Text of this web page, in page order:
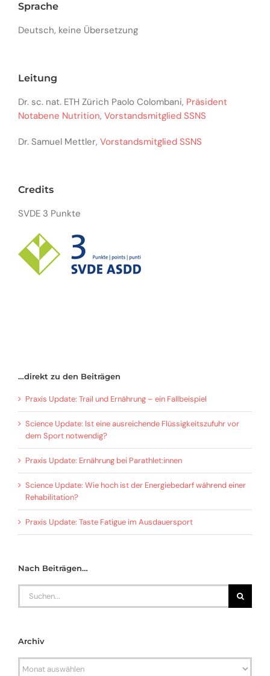
Sprache
Deutsch, keine Übersetzung
Leitung
Dr. sc. nat. ETH Zürich Paolo Colombani, Präsident
Notabene Nutrition, Vorstandsmitglied SSNS
Dr. Samuel Mettler, Vorstandsmitglied SSNS
Credits
SVDE 3 Punkte
…direkt zu den Beiträgen
Praxis Update: Trail und Ernährung – ein Fallbeispiel
Science Update: Ist eine ausreichende Flüssigkeitszufuhr vor
dem Sport notwendig?
Praxis Update: Ernährung bei Parathlet:innen
Science Update: Wie hoch ist der Energiebedarf während einer
Rehabilitation?
Praxis Update: Taste Fatigue im Ausdauersport
Nach Beiträgen…
Search
Archiv
Archiv